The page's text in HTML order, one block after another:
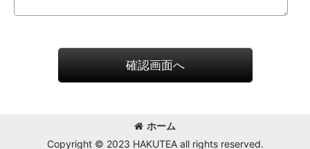
確認画面へ
ホーム
Copyright © 2023 HAKUTEA all rights reserved.